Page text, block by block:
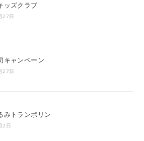
ッズクラブ
27日
キャンペーン
27日
みトランポリン
2日